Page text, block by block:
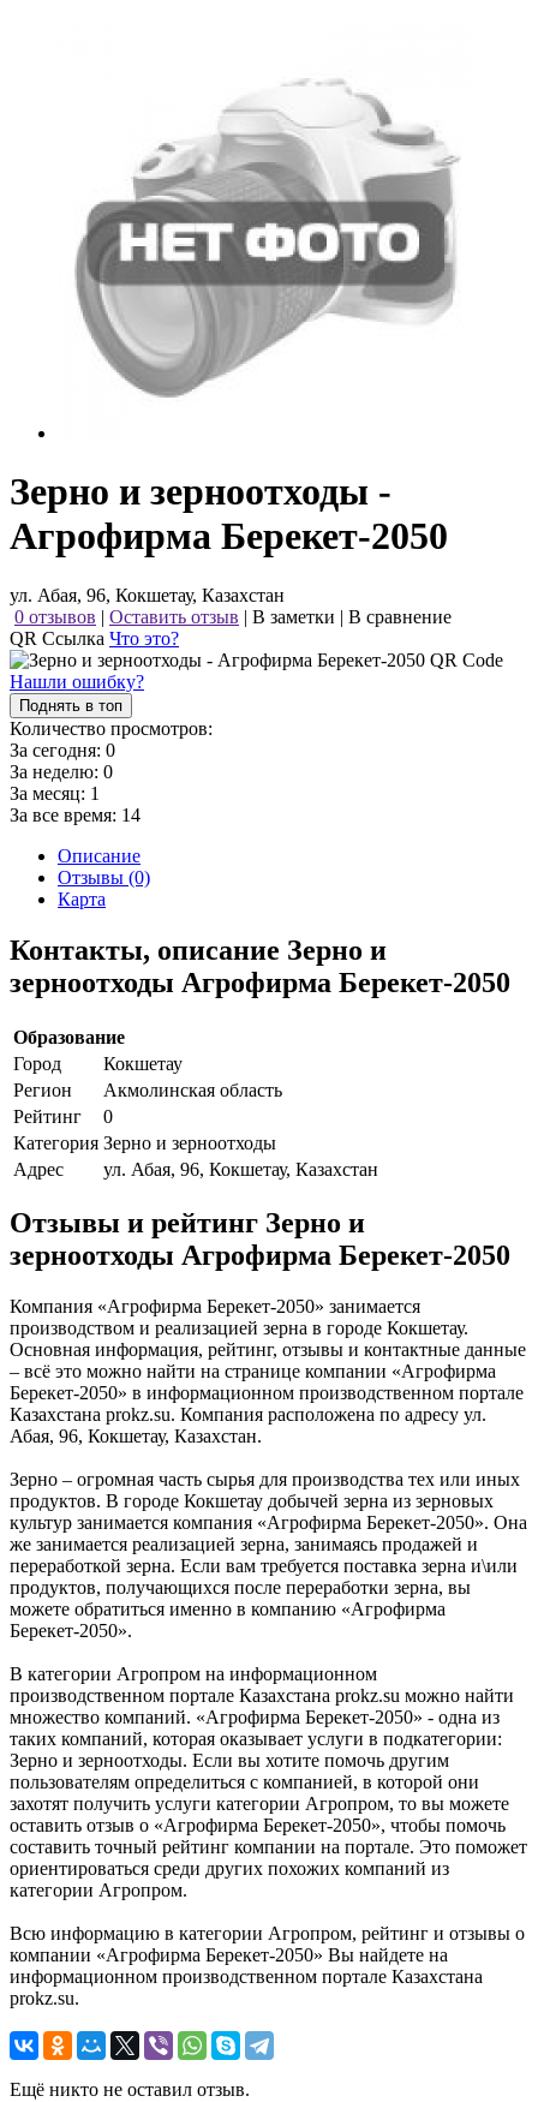
Зерно и зерноотходы -
Агрофирма Берекет-2050
ул. Абая, 96, Кокшетау, Казахстан
0 отзывов | Оставить отзыв | В заметки | В сравнение
QR Ссылка Что это?
Нашли ошибку?
Поднять в топ
Количество просмотров:
За сегодня: 0
За неделю: 0
За месяц: 1
За все время: 14
Описание
Отзывы (0)
Карта
Контакты, описание Зерно и
зерноотходы Агрофирма Берекет-2050
Образование
Город
Кокшетау
Регион
Акмолинская область
Рейтинг
0
Категория Зерно и зерноотходы
Адрес
ул. Абая, 96, Кокшетау, Казахстан
Отзывы и рейтинг Зерно и
зерноотходы Агрофирма Берекет-2050
Компания «Агрофирма Берекет-2050» занимается
производством и реализацией зерна в городе Кокшетау.
Основная информация, рейтинг, отзывы и контактные данные
– всё это можно найти на странице компании «Агрофирма
Берекет-2050» в информационном производственном портале
Казахстана prokz.su. Компания расположена по адресу ул.
Абая, 96, Кокшетау, Казахстан.
Зерно – огромная часть сырья для производства тех или иных
продуктов. В городе Кокшетау добычей зерна из зерновых
культур занимается компания «Агрофирма Берекет-2050». Она
же занимается реализацией зерна, занимаясь продажей и
переработкой зерна. Если вам требуется поставка зерна и\или
продуктов, получающихся после переработки зерна, вы
можете обратиться именно в компанию «Агрофирма
Берекет-2050».
В категории Агропром на информационном
производственном портале Казахстана prokz.su можно найти
множество компаний. «Агрофирма Берекет-2050» - одна из
таких компаний, которая оказывает услуги в подкатегории:
Зерно и зерноотходы. Если вы хотите помочь другим
пользователям определиться с компанией, в которой они
захотят получить услуги категории Агропром, то вы можете
оставить отзыв о «Агрофирма Берекет-2050», чтобы помочь
составить точный рейтинг компании на портале. Это поможет
ориентироваться среди других похожих компаний из
категории Агропром.
Всю информацию в категории Агропром, рейтинг и отзывы о
компании «Агрофирма Берекет-2050» Вы найдете на
информационном производственном портале Казахстана
prokz.su.
Ещё никто не оставил отзыв.